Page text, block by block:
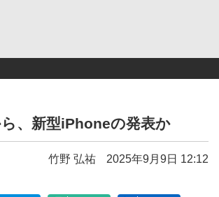
、新型iPhoneの発表か
竹野 弘祐 2025年9月9日 12:12